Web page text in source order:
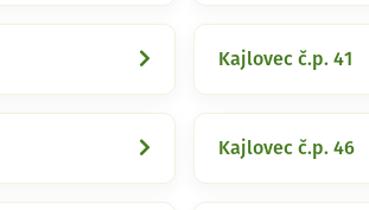
Kajlovec č.p. 41
Kajlovec č.p. 46